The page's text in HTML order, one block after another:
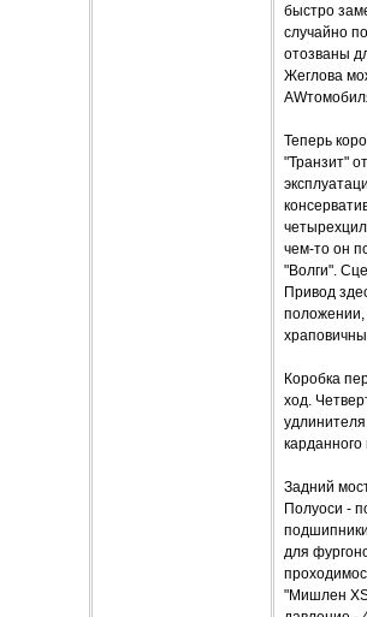
быстро
случайно
отозваны
Жеглова
Теперь
"Транзит"
чем-то он
"Волги".
Привод
положении,
Коробка
ход.
Задний
Полуоси -
для
"Мишлен